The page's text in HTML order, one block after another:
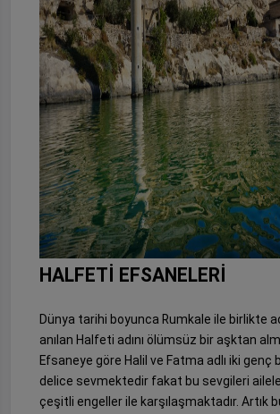
HALFETİ EFSANELERİ
Dünya tarihi boyunca Rumkale ile birlikte
anılan Halfeti adını ölümsüz bir aşktan
Efsaneye göre Halil ve Fatma adlı iki genç
delice sevmektedir fakat bu sevgileri
çeşitli engeller ile karşılaşmaktadır. Artık